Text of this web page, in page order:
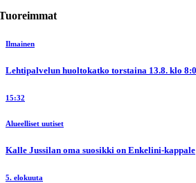
Ilmainen
Lehtipalvelun huoltokatko torstaina 13.8. klo
15:32
Alueelliset uutiset
Kalle Jussilan oma suosikki on Enkelini-kappale
5. elokuuta